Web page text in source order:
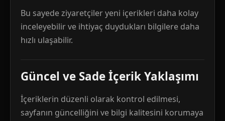
Bu sayede ziyaretçiler yeni içerikleri daha kolay
inceleyebilir ve ihtiyaç duydukları bilgilere daha
hızlı ulaşabilir.
Güncel ve Sade İçerik Yaklaşımı
İçeriklerin düzenli olarak kontrol edilmesi,
sayfanın güncelliğini ve bilgi kalitesini korumaya